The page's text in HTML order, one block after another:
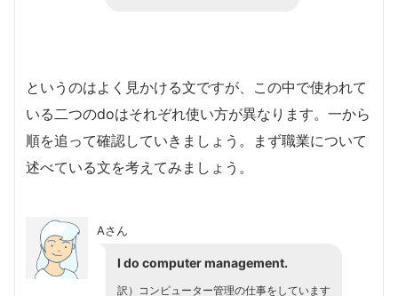
というのはよく見かける文ですが、この中で使われて
いる二つのdoはそれぞれ使い方が異なります。一から
順を追って確認していきましょう。まず職業について
述べている文を考えてみましょう。
Aさん
I do computer management.
訳）コンピューター管理の仕事をしています